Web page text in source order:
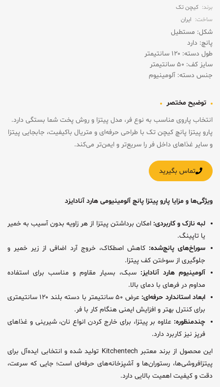
انتخاب پاروی مناسب به نوع فر، مدل پیتزا و روش پخت شما بستگی دارد.
پارو پیتزا پانچ کیچن تک با طراحی حرفه‌ای و متریال باکیفیت، جابجایی پیتزا
و سایر غذاهای داخل فر را سریع‌تر و ایمن‌تر می‌کند.
برند: کیچن تک
ساخت: ایران
شکل: مستطیل
پانچ: دارد
طول دسته: ۱۲۰ سانتیمتر
سایز کف: ۵۰ سانتیمتر
جنس دسته: آلومینیوم
توضیح مختصر
تماس بگیرید
ویژگی‌ها و مزایا پارو پیتزا پانچ آلومینیومی هارد آنادایزد
لبه نازک و کاربردی: امکان برداشتن پیتزا از هر زاویه بدون آسیب به خمیر
یا تاپینگ.
سوراخ‌های پانچ‌شده: کاهش اصطکاک، خروج آرد اضافی از زیر خمیر و
جلوگیری از سوختن کف پیتزا.
آلومینیوم هارد آنادایز: سبک، بسیار مقاوم و مناسب برای استفاده
مداوم در فرهای با دمای بالا.
ابعاد استاندارد حرفه‌ای:
عرض ۵۰ سانتیمتر با دسته بلند ۱۲۰ سانتیمتری
برای کنترل بهتر و افزایش ایمنی هنگام کار با فر.
چندمنظوره: علاوه بر پیتزا، برای خارج کردن انواع نان، شیرینی و غذاهای
فرپز نیز کاربرد دارد.
این محصول از برند معتبر Kitchentech تولید شده و انتخابی ایده‌آل برای
پیتزافروشی‌ها، رستوران‌ها و آشپزخانه‌های حرفه‌ای است؛ جایی که سرعت،
دقت و کیفیت اهمیت بالایی دارد.